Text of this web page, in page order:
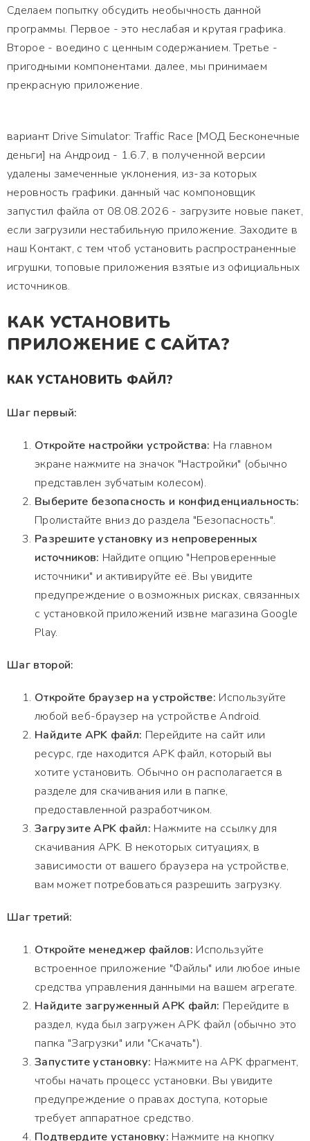
Сделаем попытку обсудить необычность данной
программы. Первое - это неслабая и крутая графика.
Второе - воедино с ценным содержанием. Третье -
пригодными компонентами. далее, мы принимаем
прекрасную приложение.
вариант Drive Simulator: Traffic Race [МОД Бесконечные
деньги] на Андроид - 1.6.7, в полученной версии
удалены замеченные уклонения, из-за которых
неровность графики. данный час компоновщик
запустил файла от 08.08.2026 - загрузите новые пакет,
если загрузили нестабильную приложение. Заходите в
наш Контакт, с тем чтоб установить распространенные
игрушки, топовые приложения взятые из официальных
источников.
КАК УСТАНОВИТЬ
ПРИЛОЖЕНИЕ С САЙТА?
КАК УСТАНОВИТЬ ФАЙЛ?
Шаг первый:
Откройте настройки устройства: На главном
экране нажмите на значок "Настройки" (обычно
представлен зубчатым колесом).
Выберите безопасность и конфиденциальность:
Пролистайте вниз до раздела "Безопасность".
Разрешите установку из непроверенных
источников: Найдите опцию "Непроверенные
источники" и активируйте её. Вы увидите
предупреждение о возможных рисках, связанных
с установкой приложений извне магазина Google
Play.
Шаг второй:
Откройте браузер на устройстве: Используйте
любой веб-браузер на устройстве Android.
Найдите APK файл: Перейдите на сайт или
ресурс, где находится APK файл, который вы
хотите установить. Обычно он располагается в
разделе для скачивания или в папке,
предоставленной разработчиком.
Загрузите APK файл: Нажмите на ссылку для
скачивания APK. В некоторых ситуациях, в
зависимости от вашего браузера на устройстве,
вам может потребоваться разрешить загрузку.
Шаг третий:
Откройте менеджер файлов: Используйте
встроенное приложение "Файлы" или любое иные
средства управления данными на вашем агрегате.
Найдите загруженный APK файл: Перейдите в
раздел, куда был загружен APK файл (обычно это
папка "Загрузки" или "Скачать").
Запустите установку: Нажмите на APK фрагмент,
чтобы начать процесс установки. Вы увидите
предупреждение о правах доступа, которые
требует аппаратное средство.
Подтвердите установку: Нажмите на кнопку